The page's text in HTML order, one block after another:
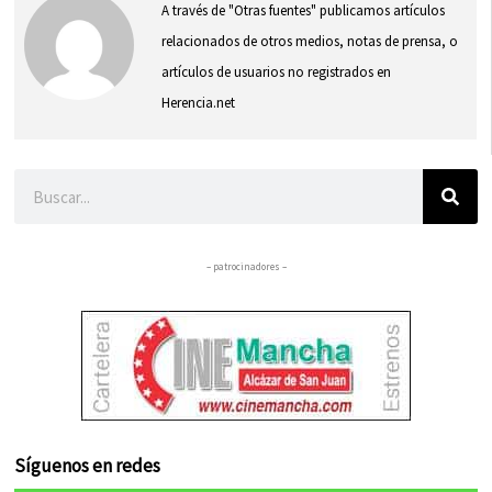
A través de "Otras fuentes" publicamos artículos
relacionados de otros medios, notas de prensa, o
artículos de usuarios no registrados en
Herencia.net
– patrocinadores –
Síguenos en redes